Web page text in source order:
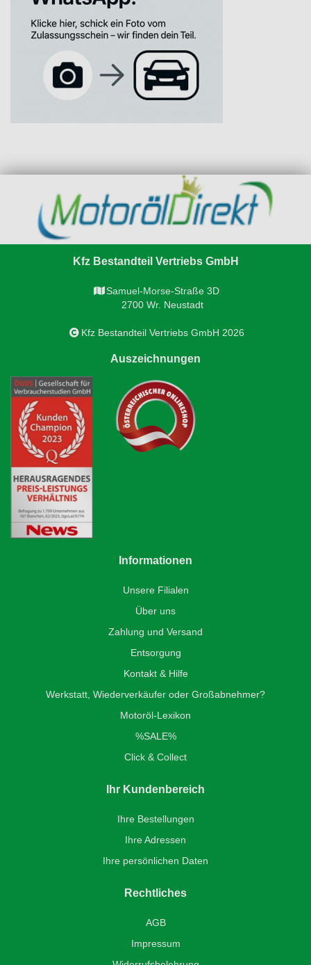
Kfz Bestandteil Vertriebs GmbH
Samuel-Morse-Straße 3D
2700 Wr. Neustadt
Kfz Bestandteil Vertriebs GmbH 2026
Auszeichnungen
Informationen
Unsere Filialen
Über uns
Zahlung und Versand
Entsorgung
Kontakt & Hilfe
Werkstatt, Wiederverkäufer oder Großabnehmer?
Motoröl-Lexikon
%SALE%
Click & Collect
Ihr Kundenbereich
Ihre Bestellungen
Ihre Adressen
Ihre persönlichen Daten
Rechtliches
AGB
Impressum